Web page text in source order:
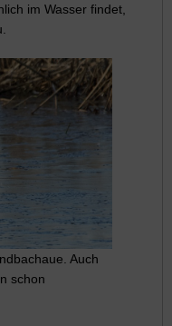
im Wasser findet,
Auch
schon